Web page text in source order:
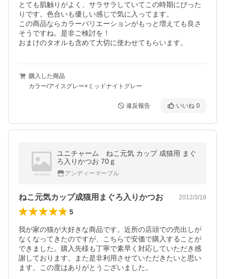
とても肌触りがよく、サラサラしていてこの時期にぴった
りです。色合いも優しい感じで気に入ってます。
この商品ならカラーバリエーションがもっと増えても良さ
そうですね。是非ご検討を！
おまけのタオルも含めて大切に使わせてもらいます。
購入した商品
カラー/アイスグレー×ミッドナイトグレー
違反報告 いいね 0
ユニチャーム ねこ元気 カップ 成猫用 まぐ
ろ入りかつお 70ｇ
アンディーマーブル
ねこ元気カップ成猫用まぐろ入りかつお 2012/3/18
5
我が家の猫が大好きな商品です。近所の店頭での売出しが
なくなってきたのですが、こちらで安価で購入することが
できました。購入先様も丁寧で素早く対応していただき感
謝しております。また是非利用させていただきたいと思い
ます。この度はありがとうございました。